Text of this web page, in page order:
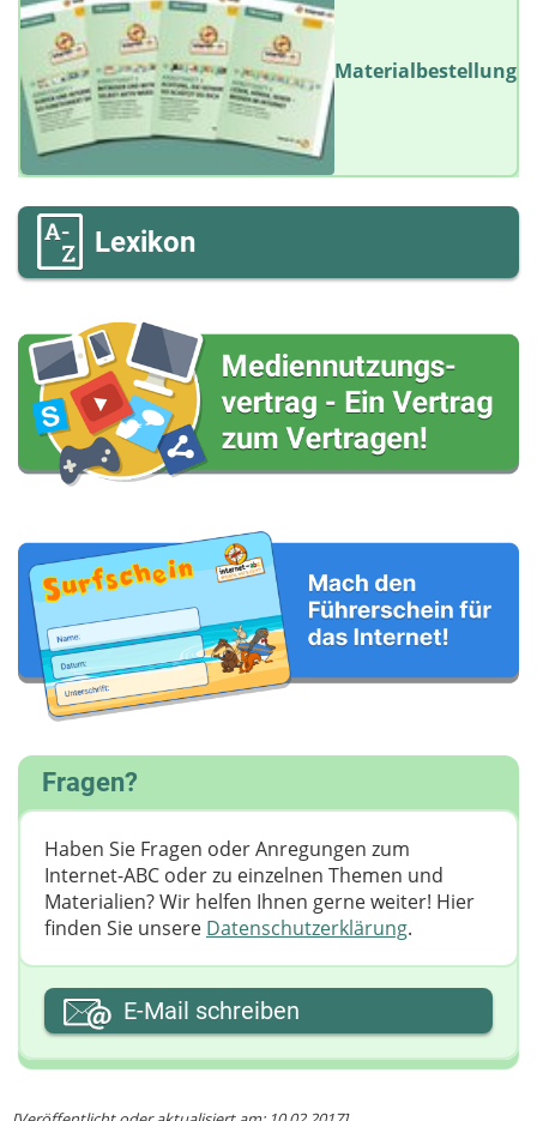
Materialbestellung
Lexikon
Fragen?
Haben Sie Fragen oder Anregungen zum
Internet-ABC oder zu einzelnen Themen und
Materialien? Wir helfen Ihnen gerne weiter! ​Hier
finden Sie unsere Datenschutzerklärung.
Ihre E-Mail-Adresse
E-Mail schreiben